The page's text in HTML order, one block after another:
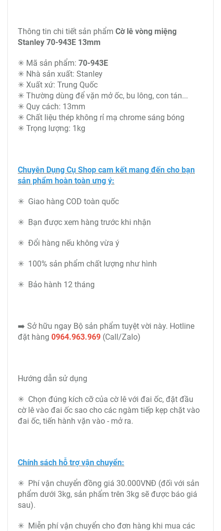
Thông tin chi tiết sản phẩm Cờ lê vòng miệng
Stanley 70-943E 13mm
✳ Mã sản phẩm: 70-943E
✳ Nhà sản xuất: Stanley
✳ Xuất xứ: Trung Quốc
✳ Thường dùng để vặn mở ốc, bu lông, con tán...
✳ Quy cách: 13mm
✳ Chất liệu thép không rỉ mạ chrome sáng bóng
✳ Trọng lượng: 1kg
Chuyên Dụng Cụ Shop cam kết mang đến cho bạn
sản phẩm hoàn toàn ưng ý:
✳ Giao hàng COD toàn quốc
✳ Bạn được xem hàng trước khi nhận
✳ Đổi hàng nếu không vừa ý
✳ 100% sản phẩm chất lượng như hình
✳ Bảo hành 12 tháng
➡️ Sở hữu ngay Bộ sản phẩm tuyệt vời này. Hotline
đặt hàng 0964.963.969 (Call/Zalo)
Hướng dẫn sử dụng
✳ Chọn đúng kích cỡ của cờ lê với đai ốc, đặt đầu
cờ lê vào đai ốc sao cho các ngàm tiếp kẹp chặt vào
đai ốc, tiến hành vặn vào - mở ra.
Chính sách hỗ trợ vận chuyển:
✳ Phí vận chuyển đồng giá 30.000VNĐ (đối với sản
phẩm dưới 3kg, sản phẩm trên 3kg sẽ được báo giá
sau).
✳ Miễn phí vận chuyển cho đơn hàng khi mua các